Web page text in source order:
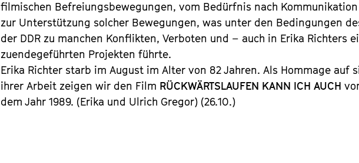
filmischen Befreiungsbewegungen, vom Bedürfnis nach
zur Unterstützung solcher Bewegungen, was unter den Bedingungen
der DDR zu manchen Konflikten, Verboten und – auch in Erika Richters
zuendegeführten Projekten führte.
Erika Richter starb im August im Alter von 82 Jahren. Als Hommage auf
ihrer Arbeit zeigen wir den Film RÜCKWÄRTSLAUFEN KANN ICH AUCH
dem Jahr 1989. (Erika und Ulrich Gregor) (26.10.)